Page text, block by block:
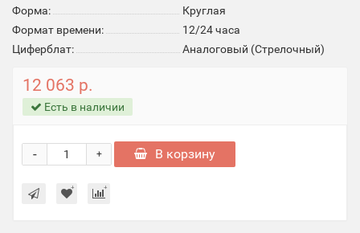
Форма:
Круглая
Формат времени:
12/24 часа
Циферблат:
Аналоговый (Стрелочный)
12 063 р.
Есть в наличии
+
- В корзину